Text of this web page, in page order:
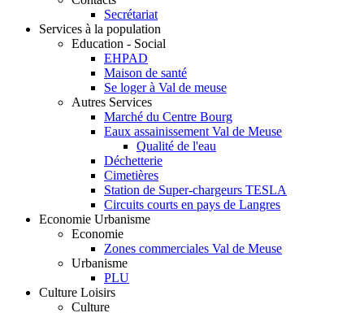
Secrétariat
Services à la population
Education - Social
EHPAD
Maison de santé
Se loger à Val de meuse
Autres Services
Marché du Centre Bourg
Eaux assainissement Val de Meuse
Qualité de l'eau
Déchetterie
Cimetières
Station de Super-chargeurs TESLA
Circuits courts en pays de Langres
Economie Urbanisme
Economie
Zones commerciales Val de Meuse
Urbanisme
PLU
Culture Loisirs
Culture